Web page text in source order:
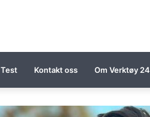
Test Kontakt oss Om Verktøy 24